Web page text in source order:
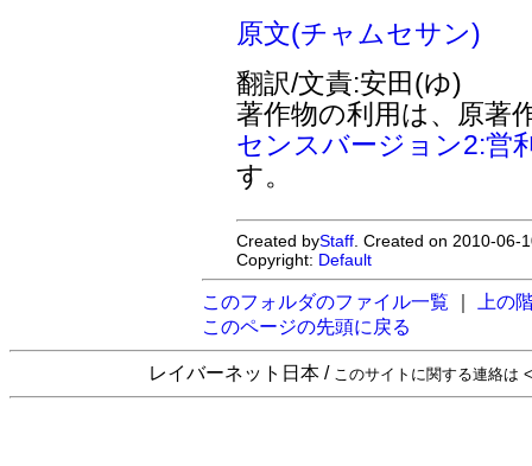
原文(チャムセサン)
翻訳/文責:安田(ゆ)
著作物の利用は、原著
センスバージョン2:営
す。
Created byStaff . Created on 2010-
Copyright: Default
このフォルダのファイル一覧
上の
このページの先頭に戻る
レイバーネット日本 / このサイトに関する連絡は